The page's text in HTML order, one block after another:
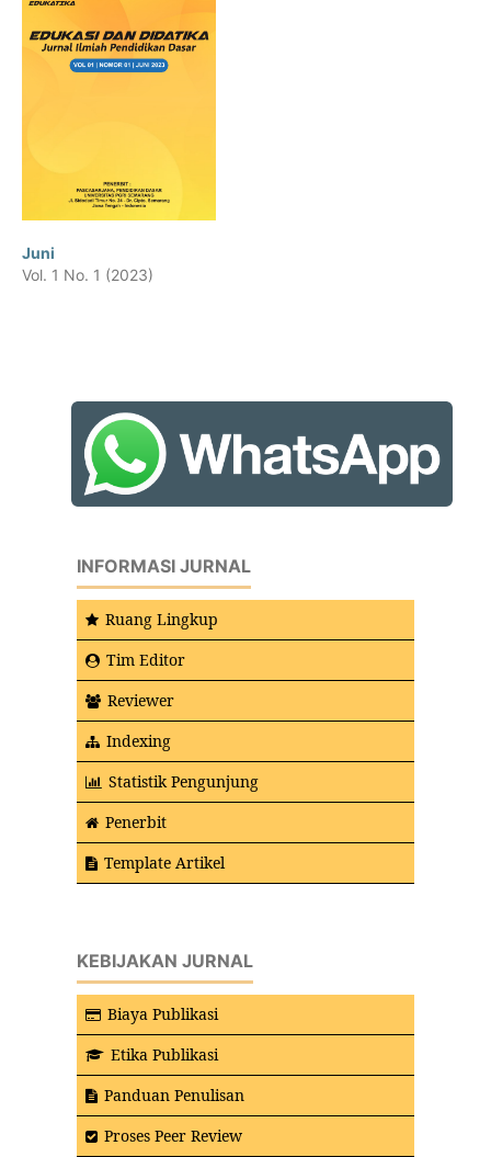
Juni
Vol. 1 No. 1 (2023)
INFORMASI JURNAL
Ruang Lingkup
Tim Editor
Reviewer
Indexing
Statistik Pengunjung
Penerbit
Template Artikel
KEBIJAKAN JURNAL
Biaya Publikasi
Etika Publikasi
Panduan Penulisan
Proses Peer Review